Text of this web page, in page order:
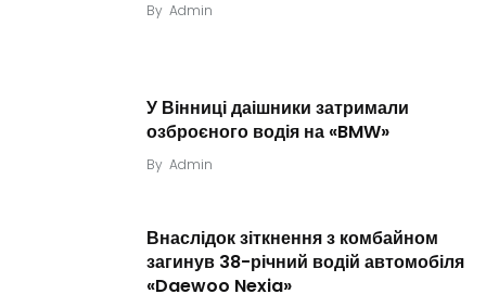
By Admin
У Вінниці даішники затримали
озброєного водія на «BMW»
By Admin
Внаслідок зіткнення з комбайном
загинув 38-річний водій автомобіля
«Daewoo Nexia»